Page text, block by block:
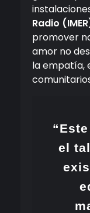
Radio
promover
amor no
la empatía,
el